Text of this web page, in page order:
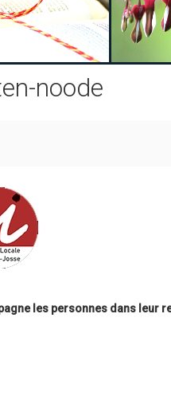
noode
les personnes dans leur